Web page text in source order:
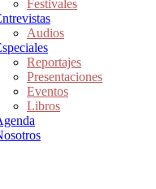
Festivales
Audios
Reportajes
Presentaciones
Eventos
Libros